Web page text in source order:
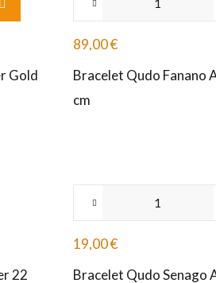
Gold
89,00€
Bracelet Qudo Fanano
cm
22
19,00€
Bracelet Qudo Senago